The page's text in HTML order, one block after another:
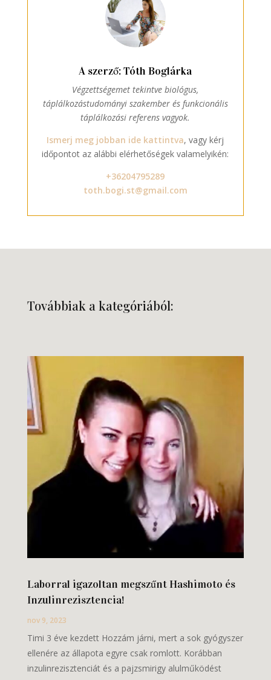
A szerző: Tóth Boglárka
Végzettségemet tekintve biológus,
táplálkozástudományi szakember és funkcionális
táplálkozási referens vagyok.
Ismerj meg jobban ide kattintva, vagy kérj
időpontot az alábbi elérhetőségek valamelyikén:
+36204795289
toth.bogi.st@gmail.com
Továbbiak a kategóriából:
Laborral igazoltan megszűnt Hashimoto és
Inzulinrezisztencia!
nov 9, 2023
Timi 3 éve kezdett Hozzám járni, mert a sok gyógyszer
ellenére az állapota egyre csak romlott. Korábban
inzulinrezisztenciát és a pajzsmirigy alulműködést